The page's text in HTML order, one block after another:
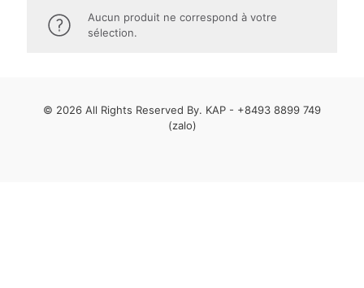
Aucun produit ne correspond à votre
sélection.
© 2026 All Rights Reserved By. KAP - +8493 8899 749
(zalo)